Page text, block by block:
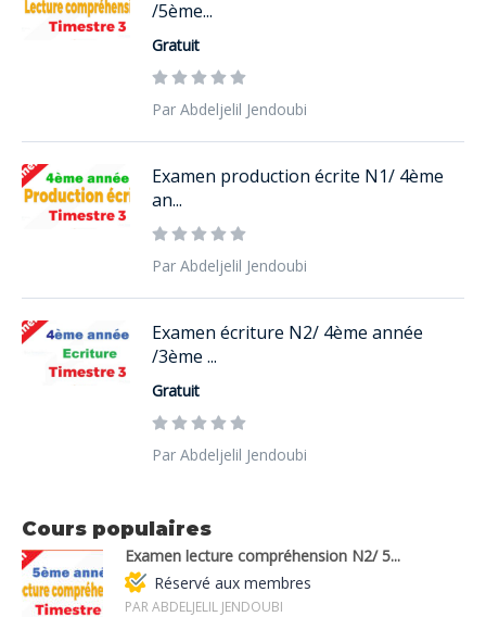
/5ème...
Gratuit
Par Abdeljelil Jendoubi
Examen production écrite N1/ 4ème
an...
Par Abdeljelil Jendoubi
Examen écriture N2/ 4ème année
/3ème ...
Gratuit
Par Abdeljelil Jendoubi
Cours populaires
Examen lecture compréhension N2/ 5...
Réservé aux membres
PAR ABDELJELIL JENDOUBI